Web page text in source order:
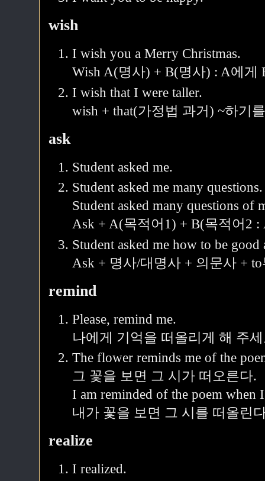
wish
I wish you a Merry Christmas.
Wish A(명사) + B(명사) : A에게
I wish that I were taller.
wish + that(가정법 과거) ~하기
ask
Student asked me.
Student asked me many questions.
Student asked many questions of
Ask + A(목적어1) + B(목적어2
Student asked me how to be
Ask + 명사/대명사 + 의문사 +
remind
Please, remind me.
나에게 기억을 떠올리게 해 주
The flower reminds me of the
그 꽃을 보면 그 시가 떠오른다.
I am reminded of the poem when
내가 꽃을 보면 그 시를 떠올린
realize
I realized.